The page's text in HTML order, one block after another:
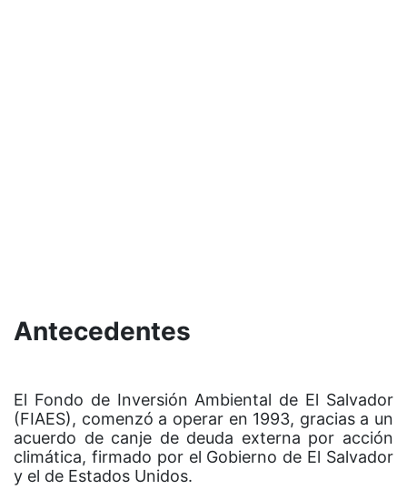
Antecedentes
El Fondo de Inversión Ambiental de El Salvador
(FIAES), comenzó a operar en 1993, gracias a un
acuerdo de canje de deuda externa por acción
climática, firmado por el Gobierno de El Salvador
y el de Estados Unidos.